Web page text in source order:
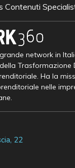
Contenuti
network in
Trasformazione
Ha la
nelle
22